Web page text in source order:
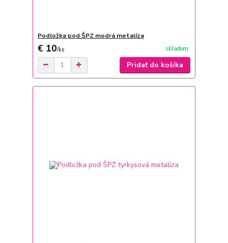
Podložka pod ŠPZ modrá metalíza
€ 10/ks skladom
Pridať do košíka